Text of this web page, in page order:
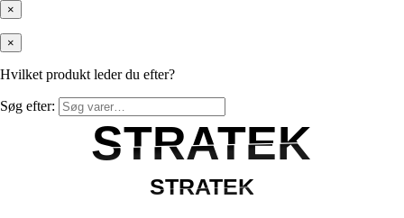
×
×
Hvilket produkt leder du efter?
Søg efter:
STRATEK
STRATEK
STRATEK
STRATEK